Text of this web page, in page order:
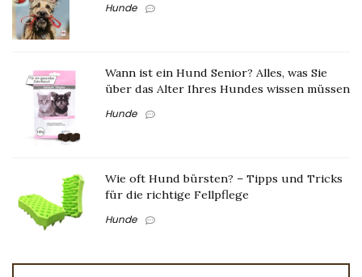
Hunde
Wann ist ein Hund Senior? Alles, was Sie
über das Alter Ihres Hundes wissen müssen
Hunde
Wie oft Hund bürsten? – Tipps und Tricks
für die richtige Fellpflege
Hunde